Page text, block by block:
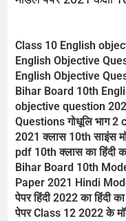
Class 10 English
English Objective
English Objective
Bihar Board 10th
objective question
Questions गोधूलि भाग 2
2021 क्लास 10th साइंस
pdf 10th क्लास का हिंदी
Bihar Board 10th
Paper 2021 Hindi
पेपर हिंदी 2022 का हिंदी
पेपर Class 12 2022 के